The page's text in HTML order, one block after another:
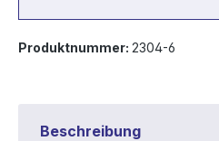
Produktnummer: 2304-6
Beschreibung